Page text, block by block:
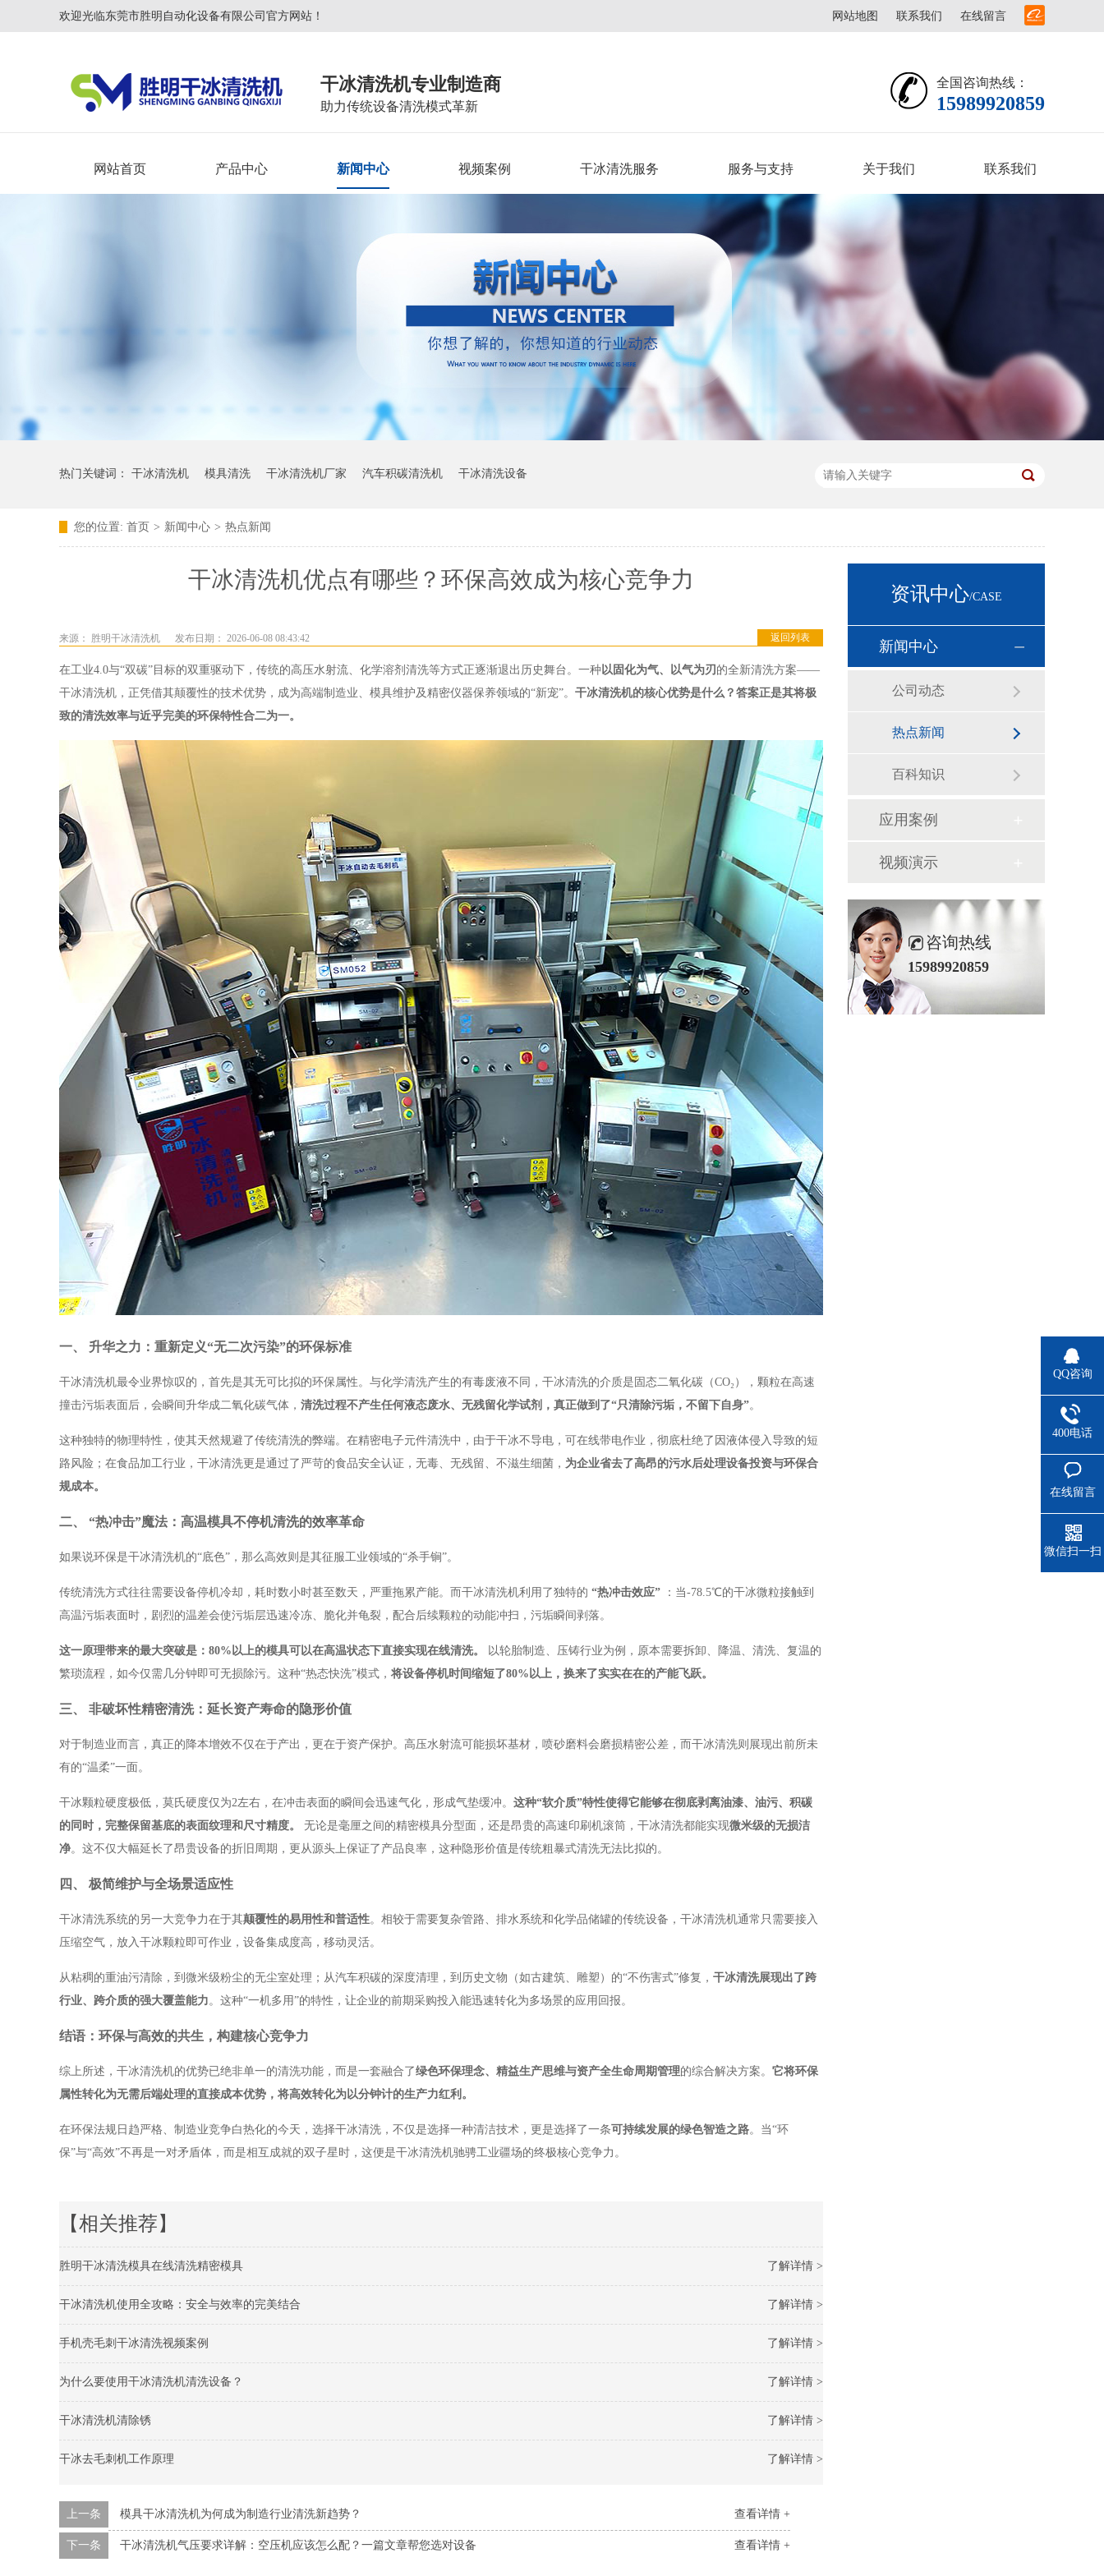
网站地图 联系我们 在线留言
欢迎光临东莞市胜明自动化设备有限公司官方网站！
全国咨询热线：
15989920859
干冰清洗机专业制造商
助力传统设备清洗模式革新
网站首页 产品中心 新闻中心 视频案例 干冰清洗服务 服务与支持 关于我们 联系我们
热门关键词： 干冰清洗机 模具清洗 干冰清洗机厂家 汽车积碳清洗机 干冰清洗设备
您的位置: 首页 > 新闻中心 > 热点新闻
干冰清洗机优点有哪些？环保高效成为核心竞争力
返回列表
来源： 胜明干冰清洗机 发布日期： 2026-06-08 08:43:42
在工业4.0与“双碳”目标的双重驱动下，传统的高压水射流、化学溶剂清洗等方式正逐渐退出历史舞台。一种以固化为气、以气为刃 的全新清洗方案——
干冰清洗机，正凭借其颠覆性的技术优势，成为高端制造业、模具维护及精密仪器保养领域的“新宠”。 干冰清洗机的核心优势是什么？答案正是其将极
致的清洗效率与近乎完美的环保特性合二为一。
一、 升华之力：重新定义“无二次污染”的环保标准
干冰清洗机最令业界惊叹的，首先是其无可比拟的环保属性。与化学清洗产生的有毒废液不同，干冰清洗的介质是固态二氧化碳（CO₂），颗粒在高速
撞击污垢表面后，会瞬间升华成二氧化碳气体， 清洗过程不产生任何液态废水、无残留化学试剂，真正做到了“只清除污垢，不留下自身”。
这种独特的物理特性，使其天然规避了传统清洗的弊端。在精密电子元件清洗中，由于干冰不导电，可在线带电作业，彻底杜绝了因液体侵入导致的短
路风险；在食品加工行业，干冰清洗更是通过了严苛的食品安全认证，无毒、无残留、不滋生细菌， 为企业省去了高昂的污水后处理设备投资与环保合
规成本。
二、 “热冲击”魔法：高温模具不停机清洗的效率革命
如果说环保是干冰清洗机的“底色”，那么高效则是其征服工业领域的“杀手锏”。
传统清洗方式往往需要设备停机冷却，耗时数小时甚至数天，严重拖累产能。而干冰清洗机利用了独特的 “热冲击效应” ：当-78.5℃的干冰微粒接触到
高温污垢表面时，剧烈的温差会使污垢层迅速冷冻、脆化并龟裂，配合后续颗粒的动能冲扫，污垢瞬间剥落。
这一原理带来的最大突破是：80%以上的模具可以在高温状态下直接实现在线清洗。
以轮胎制造、压铸行业为例，原本需要拆卸、降温、清洗、复温的
繁琐流程，如今仅需几分钟即可无损除污。这种“热态快洗”模式， 将设备停机时间缩短了80%以上，换来了实实在在的产能飞跃。
三、 非破坏性精密清洗：延长资产寿命的隐形价值
对于制造业而言，真正的降本增效不仅在于产出，更在于资产保护。高压水射流可能损坏基材，喷砂磨料会磨损精密公差，而干冰清洗则展现出前所未
有的“温柔”一面。
干冰颗粒硬度极低，莫氏硬度仅为2左右，在冲击表面的瞬间会迅速气化，形成气垫缓冲。 这种“软介质”特性使得它能够在彻底剥离油漆、油污、积碳
的同时，完整保留基底的表面纹理和尺寸精度。
无论是毫厘之间的精密模具分型面，还是昂贵的高速印刷机滚筒，干冰清洗都能实现微米级的无损洁
净。这不仅大幅延长了昂贵设备的折旧周期，更从源头上保证了产品良率，这种隐形价值是传统粗暴式清洗无法比拟的。
四、 极简维护与全场景适应性
干冰清洗系统的另一大竞争力在于其颠覆性的易用性和普适性。相较于需要复杂管路、排水系统和化学品储罐的传统设备，干冰清洗机通常只需要接入
压缩空气，放入干冰颗粒即可作业，设备集成度高，移动灵活。
从粘稠的重油污清除，到微米级粉尘的无尘室处理；从汽车积碳的深度清理，到历史文物（如古建筑、雕塑）的“不伤害式”修复， 干冰清洗展现出了跨
行业、跨介质的强大覆盖能力。这种“一机多用”的特性，让企业的前期采购投入能迅速转化为多场景的应用回报。
结语：环保与高效的共生，构建核心竞争力
综上所述，干冰清洗机的优势已绝非单一的清洗功能，而是一套融合了绿色环保理念、精益生产思维与资产全生命周期管理的综合解决方案。 它将环保
属性转化为无需后端处理的直接成本优势，将高效转化为以分钟计的生产力红利。
在环保法规日趋严格、制造业竞争白热化的今天，选择干冰清洗，不仅是选择一种清洁技术，更是选择了一条可持续发展的绿色智造之路。当“环
保”与“高效”不再是一对矛盾体，而是相互成就的双子星时，这便是干冰清洗机驰骋工业疆场的终极核心竞争力。
【相关推荐】
胜明干冰清洗模具在线清洗精密模具 了解详情 >
干冰清洗机使用全攻略：安全与效率的完美结合 了解详情 >
手机壳毛刺干冰清洗视频案例 了解详情 >
为什么要使用干冰清洗机清洗设备？ 了解详情 >
干冰清洗机清除锈 了解详情 >
干冰去毛刺机工作原理 了解详情 >
查看详情 +
上一条 模具干冰清洗机为何成为制造行业清洗新趋势？
查看详情 +
下一条 干冰清洗机气压要求详解：空压机应该怎么配？一篇文章帮您选对设备
资讯中心/CASE
新闻中心
公司动态
热点新闻
百科知识
应用案例
视频演示
咨询热线
15989920859
QQ咨询
400电话
在线留言
微信扫一扫